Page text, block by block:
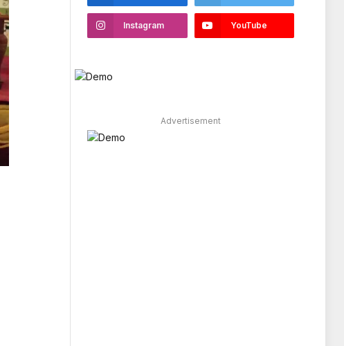
Instagram YouTube
Advertisement